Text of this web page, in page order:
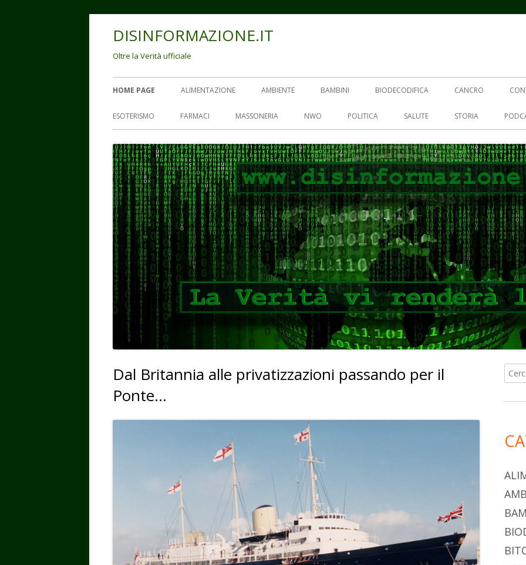
DISINFORMAZIONE.IT
Oltre la Verità ufficiale
Menu
principale
HOME PAGE ALIMENTAZIONE AMBIENTE BAMBINI BIODECODIFICA CANCRO
ESOTERISMO FARMACI MASSONERIA NWO POLITICA SALUTE STORIA
Dal Britannia alle privatizzazioni passando per il
Ponte…
per: